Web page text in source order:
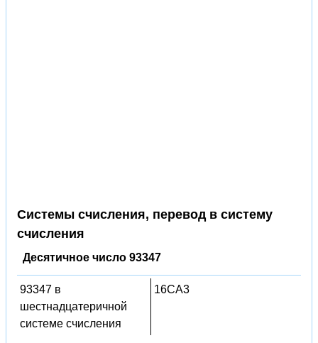
Системы счисления, перевод в систему
счисления
Десятичное число 93347
93347 в
шестнадцатеричной
системе счисления
16CA3